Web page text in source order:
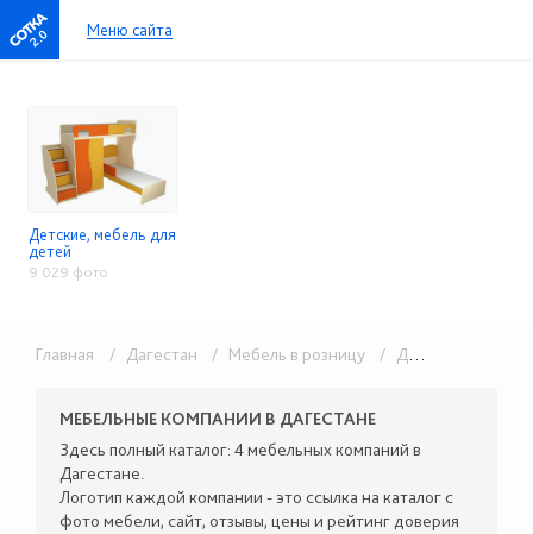
2.0 Меню сайта
Детские, мебель для
детей
9 029 фото
Главная / Дагестан / Мебель в розницу / Детские, мебель для детей
МЕБЕЛЬНЫЕ КОМПАНИИ В ДАГЕСТАНЕ
Здесь полный каталог: 4 мебельных компаний в
Дагестане.
Логотип каждой компании - это ссылка на каталог с
фото мебели, сайт, отзывы, цены и рейтинг доверия